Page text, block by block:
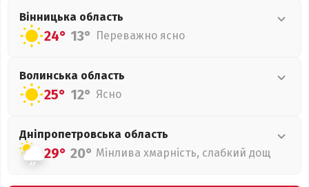
Вінницька область
24° 13° Переважно ясно
Волинська область
25° 12° Ясно
Дніпропетровська область
29° 20° Мінлива хмарність, слабкий дощ